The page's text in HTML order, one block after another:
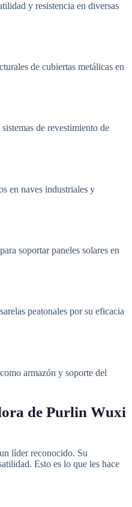
y resistencia en diversas
de cubiertas metálicas en
de revestimiento de
en naves industriales y
soportar paneles solares en
peatonales por su eficacia
armazón y soporte del
de Purlin Wuxi
líder reconocido. Su
Esto es lo que les hace